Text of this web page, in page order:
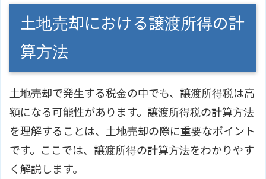
土地売却における譲渡所得の計
算方法
土地売却で発生する税金の中でも、譲渡所得税は高
額になる可能性があります。譲渡所得税の計算方法
を理解することは、土地売却の際に重要なポイント
です。ここでは、譲渡所得の計算方法をわかりやす
く解説します。